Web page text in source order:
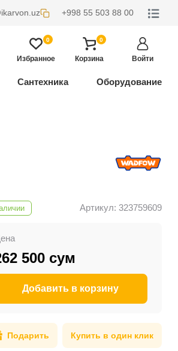
+998 55 503 88 00
0
Избранное
0
Корзина Войти
Сантехника Оборудование
Артикул: 323759609
500 сум
Добавить в корзину
Подарить Купить в один клик